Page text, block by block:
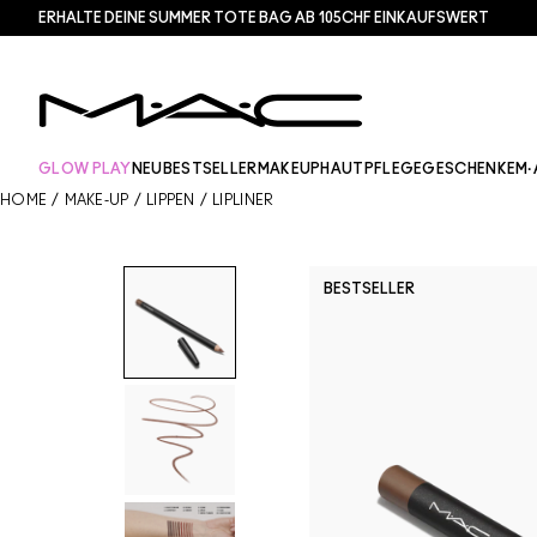
ERHALTE DEINE SUMMER TOTE BAG AB 105CHF EINKAUFSWERT​
GLOW PLAY NEU BESTSELLER MAKEUP HAUTPFLEGEGESCHENKE
HOME / MAKE-UP / LIPPEN / LIPLINER
BESTSELLER